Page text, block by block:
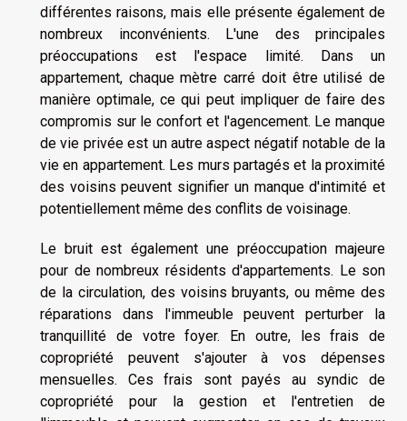
différentes raisons, mais elle présente également de
nombreux inconvénients. L'une des principales
préoccupations est l'espace limité. Dans un
appartement, chaque mètre carré doit être utilisé de
manière optimale, ce qui peut impliquer de faire des
compromis sur le confort et l'agencement. Le manque
de vie privée est un autre aspect négatif notable de la
vie en appartement. Les murs partagés et la proximité
des voisins peuvent signifier un manque d'intimité et
potentiellement même des conflits de voisinage.
Le bruit est également une préoccupation majeure
pour de nombreux résidents d'appartements. Le son
de la circulation, des voisins bruyants, ou même des
réparations dans l'immeuble peuvent perturber la
tranquillité de votre foyer. En outre, les frais de
copropriété peuvent s'ajouter à vos dépenses
mensuelles. Ces frais sont payés au syndic de
copropriété pour la gestion et l'entretien de